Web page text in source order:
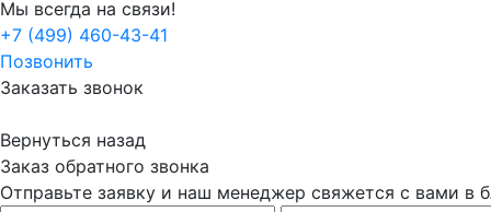
Мы всегда на связи!
+7 (499) 460-43-41
Позвонить
Заказать звонок
Вернуться назад
Заказ обратного звонка
Отправьте заявку и наш менеджер свяжется с вами в